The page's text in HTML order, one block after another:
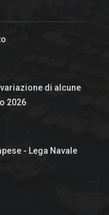
di alcune
2026
- Lega Navale